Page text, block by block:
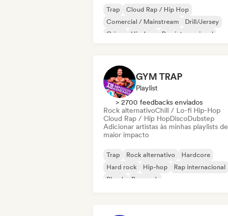
Trap
Cloud Rap / Hip Hop
Comercial / Mainstream
Drill/Jersey
Grime
Hip-hop
Rap internacional
GYM TRAP
Playlist
> 2700 feedbacks enviados
Rock alternativoChill / Lo-fi Hip-Hop
Cloud Rap / Hip HopDiscoDubstep
Adicionar artistas às minhas playlists de
maior impacto
Trap Rock alternativo
Hardcore
Hard rock
Hip-hop
Rap internacional
Phonk
Pop rock